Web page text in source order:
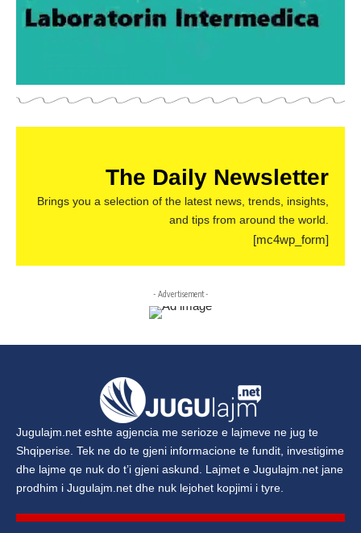
The Daily Newsletter
Brings you a selection of the latest news, trends, insights,
and tips from around the world.
[mc4wp_form]
- Advertisement -
Jugulajm.net eshte agjencia me serioze e lajmeve ne jug te
Shqiperise. Tek ne do te gjeni informacione te fundit, investigime
dhe lajme qe nuk do t’i gjeni askund. Lajmet e Jugulajm.net jane
prodhim i Jugulajm.net dhe nuk lejohet kopjimi i tyre.